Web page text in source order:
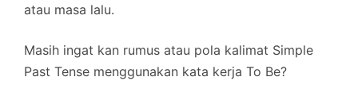
atau masa lalu.
Masih ingat kan rumus atau pola kalimat Simple
Past Tense menggunakan kata kerja To Be?